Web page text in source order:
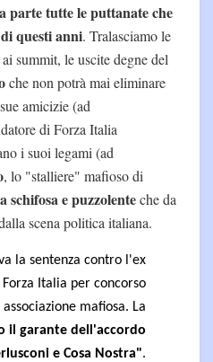
parte tutte le puttanate che
questi anni. Tralasciamo le
summit, le uscite degne del
che non potrà mai eliminare
amicizie (ad
di Forza Italia
i suoi legami (ad
, lo "stalliere" mafioso di
schifosa e puzzolenteche da
scena politica italiana.
la sentenza contro l'ex
Italia per concorso
mafiosa. La
il garante dell'accordo
e Cosa Nostra".